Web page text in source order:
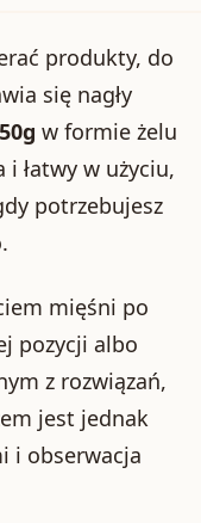
produkty, do
się nagły
w formie żelu
łatwy w użyciu,
potrzebujesz
mięśni po
pozycji albo
z rozwiązań,
jest jednak
i obserwacja